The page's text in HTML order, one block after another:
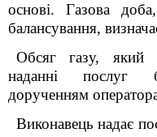
основі. Газова
балансування,
Обсяг газу, який
наданні послуг
дорученням
Виконавець надає